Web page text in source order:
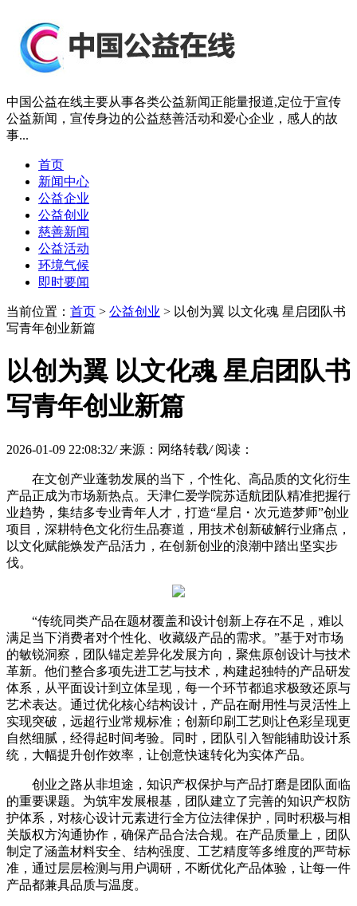
中国公益在线主要从事各类公益新闻正能量报道,定位于宣传
公益新闻，宣传身边的公益慈善活动和爱心企业，感人的故
事...
首页
新闻中心
公益企业
公益创业
慈善新闻
公益活动
环境气候
即时要闻
当前位置： 首页 > 公益创业 > 以创为翼 以文化魂 星启团队书
写青年创业新篇
以创为翼 以文化魂 星启团队书
写青年创业新篇
2026-01-09 22:08:32/ 来源：网络转载/ 阅读：
在文创产业蓬勃发展的当下，个性化、高品质的文化衍生
产品正成为市场新热点。天津仁爱学院苏适航团队精准把握行
业趋势，集结多专业青年人才，打造“星启・次元造梦师”创业
项目，深耕特色文化衍生品赛道，用技术创新破解行业痛点，
以文化赋能焕发产品活力，在创新创业的浪潮中踏出坚实步
伐。
“传统同类产品在题材覆盖和设计创新上存在不足，难以
满足当下消费者对个性化、收藏级产品的需求。”基于对市场
的敏锐洞察，团队锚定差异化发展方向，聚焦原创设计与技术
革新。他们整合多项先进工艺与技术，构建起独特的产品研发
体系，从平面设计到立体呈现，每一个环节都追求极致还原与
艺术表达。通过优化核心结构设计，产品在耐用性与灵活性上
实现突破，远超行业常规标准；创新印刷工艺则让色彩呈现更
自然细腻，经得起时间考验。同时，团队引入智能辅助设计系
统，大幅提升创作效率，让创意快速转化为实体产品。
创业之路从非坦途，知识产权保护与产品打磨是团队面临
的重要课题。为筑牢发展根基，团队建立了完善的知识产权防
护体系，对核心设计元素进行全方位法律保护，同时积极与相
关版权方沟通协作，确保产品合法合规。在产品质量上，团队
制定了涵盖材料安全、结构强度、工艺精度等多维度的严苛标
准，通过层层检测与用户调研，不断优化产品体验，让每一件
产品都兼具品质与温度。